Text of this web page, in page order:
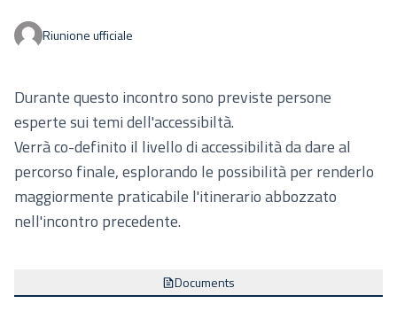
Riunione ufficiale
Durante questo incontro sono previste persone
esperte sui temi dell'accessibiltà.
Verrà co-definito il livello di accessibilità da dare al
percorso finale, esplorando le possibilità per renderlo
maggiormente praticabile l'itinerario abbozzato
nell'incontro precedente.
Documents